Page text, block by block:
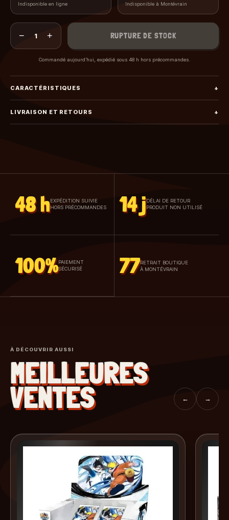
Indisponible en ligne Indisponible à Montévrain
− 1 + RUPTURE DE STOCK
Commandé aujourd’hui, expédié sous 48 h hors précommandes.
CARACTÉRISTIQUES +
LIVRAISON ET RETOURS +
48 h EXPÉDITION SUIVIE
HORS PRÉCOMMANDES
14 jDÉLAI DE RETOUR
PRODUIT NON UTILISÉ
100% PAIEMENT
SÉCURISÉ
77RETRAIT BOUTIQUE
À MONTÉVRAIN
À DÉCOUVRIR AUSSI
MEILLEURES
VENTES ← →